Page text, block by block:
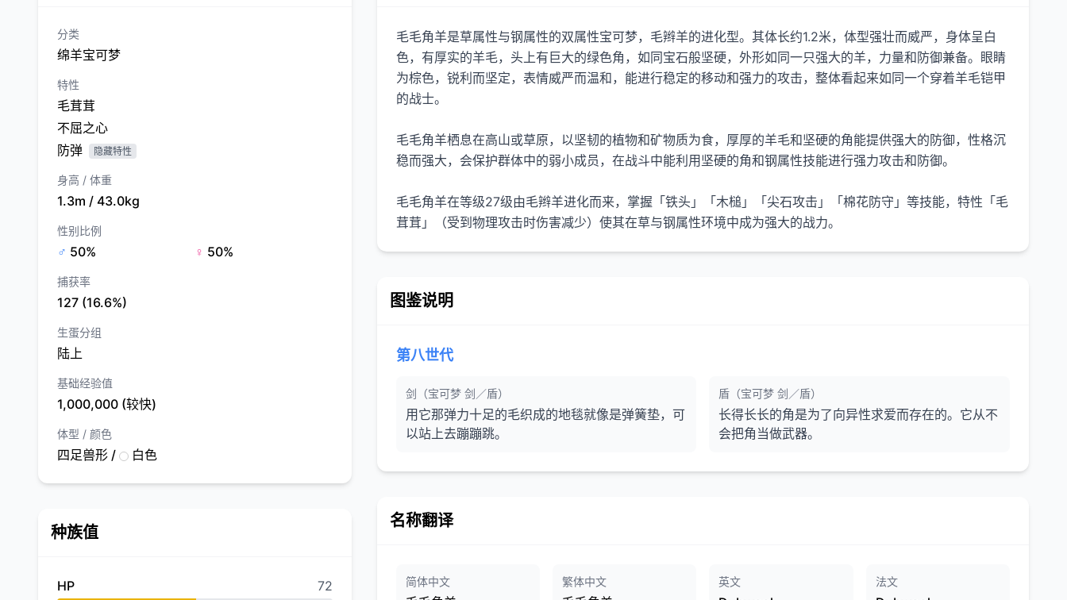
分类
绵羊宝可梦
特性
毛茸茸
不屈之心
防弹
隐藏特性
身高 / 体重
1.3m / 43.0kg
性别比例
♂ 50% ♀ 50%
捕获率
127 (16.6%)
生蛋分组
陆上
基础经验值
1,000,000 (较快)
体型 / 颜色
四足兽形 / 白色
种族值
HP 72
毛毛角羊是草属性与钢属性的双属性宝可梦，毛辫羊的进化型。其体长约1.2米，体型强壮而威严，身体呈白
色，有厚实的羊毛，头上有巨大的绿色角，如同宝石般坚硬，外形如同一只强大的羊，力量和防御兼备。眼睛
为棕色，锐利而坚定，表情威严而温和，能进行稳定的移动和强力的攻击，整体看起来如同一个穿着羊毛铠甲
的战士。
毛毛角羊栖息在高山或草原，以坚韧的植物和矿物质为食，厚厚的羊毛和坚硬的角能提供强大的防御，性格沉
稳而强大，会保护群体中的弱小成员，在战斗中能利用坚硬的角和钢属性技能进行强力攻击和防御。
毛毛角羊在等级27级由毛辫羊进化而来，掌握「铁头」「木槌」「尖石攻击」「棉花防守」等技能，特性「毛
茸茸」（受到物理攻击时伤害减少）使其在草与钢属性环境中成为强大的战力。
图鉴说明
第八世代
剑（宝可梦 剑／盾）
用它那弹力十足的毛织成的地毯就像是弹簧垫，可
以站上去蹦蹦跳。
盾（宝可梦 剑／盾）
长得长长的角是为了向异性求爱而存在的。它从不
会把角当做武器。
名称翻译
简体中文 繁体中文 英文 法文